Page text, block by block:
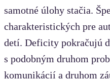
samotné úlohy stačia.
charakteristických pre
detí. Deficity pokračujú
s podobným druhom
komunikácií a druhom